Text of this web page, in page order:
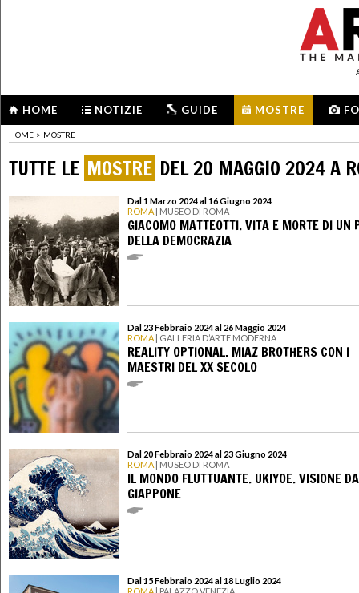
HOME NOTIZIE GUIDE MOSTRE
HOME > MOSTRE
TUTTE LE MOSTRE DEL 20 MAGGIO 2024 A
Dal 1 Marzo 2024 al 16 Giugno 2024
ROMA | MUSEO DI ROMA
GIACOMO MATTEOTTI. VITA E MORTE DI UN
DELLA DEMOCRAZIA
Dal 23 Febbraio 2024 al 26 Maggio 2024
ROMA | GALLERIA D’ARTE MODERNA
REALITY OPTIONAL. MIAZ BROTHERS CON I
MAESTRI DEL XX SECOLO
Dal 20 Febbraio 2024 al 23 Giugno 2024
ROMA | MUSEO DI ROMA
IL MONDO FLUTTUANTE. UKIYOE. VISIONE
GIAPPONE
Dal 15 Febbraio 2024 al 18 Luglio 2024